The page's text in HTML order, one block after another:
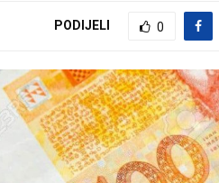
PODIJELI 0